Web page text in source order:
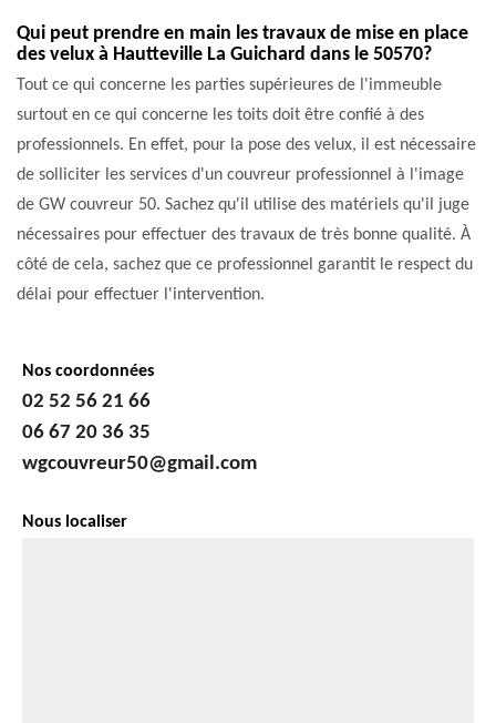
Qui peut prendre en main les travaux de mise en place
des velux à Hautteville La Guichard dans le 50570?
Tout ce qui concerne les parties supérieures de l'immeuble
surtout en ce qui concerne les toits doit être confié à des
professionnels. En effet, pour la pose des velux, il est nécessaire
de solliciter les services d'un couvreur professionnel à l'image
de GW couvreur 50. Sachez qu'il utilise des matériels qu'il juge
nécessaires pour effectuer des travaux de très bonne qualité. À
côté de cela, sachez que ce professionnel garantit le respect du
délai pour effectuer l'intervention.
Nos coordonnées
02 52 56 21 66
06 67 20 36 35
wgcouvreur50@gmail.com
Nous localiser